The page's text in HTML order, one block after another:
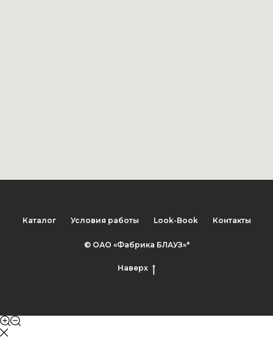
Каталог Условия работы Look-Book Контакты
© ОАО «Фабрика БЛАУЗ»"
Наверх